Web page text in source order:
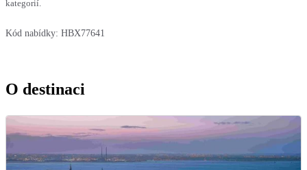
kategorií.
Kód nabídky: HBX77641
O destinaci